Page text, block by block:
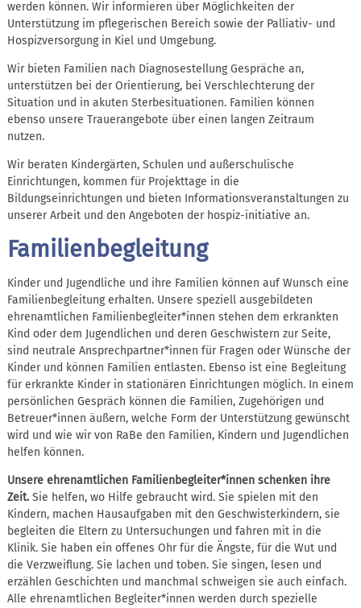
werden können. Wir informieren über Möglichkeiten der
Unterstützung im pflegerischen Bereich sowie der Palliativ- und
Hospizversorgung in Kiel und Umgebung.
Wir bieten Familien nach Diagnosestellung Gespräche an,
unterstützen bei der Orientierung, bei Verschlechterung der
Situation und in akuten Sterbesituationen. Familien können
ebenso unsere Trauerangebote über einen langen Zeitraum
nutzen.
Wir beraten Kindergärten, Schulen und außerschulische
Einrichtungen, kommen für Projekttage in die
Bildungseinrichtungen und bieten Informationsveranstaltungen zu
unserer Arbeit und den Angeboten der hospiz-initiative an.
Familienbegleitung
Kinder und Jugendliche und ihre Familien können auf Wunsch eine
Familienbegleitung erhalten. Unsere speziell ausgebildeten
ehrenamtlichen Familienbegleiter*innen stehen dem erkrankten
Kind oder dem Jugendlichen und deren Geschwistern zur Seite,
sind neutrale Ansprechpartner*innen für Fragen oder Wünsche der
Kinder und können Familien entlasten. Ebenso ist eine Begleitung
für erkrankte Kinder in stationären Einrichtungen möglich. In einem
persönlichen Gespräch können die Familien, Zugehörigen und
Betreuer*innen äußern, welche Form der Unterstützung gewünscht
wird und wie wir von RaBe den Familien, Kindern und Jugendlichen
helfen können.
Unsere ehrenamtlichen Familienbegleiter*innen schenken ihre
Zeit.Sie helfen, wo Hilfe gebraucht wird. Sie spielen mit den
Kindern, machen Hausaufgaben mit den Geschwisterkindern, sie
begleiten die Eltern zu Untersuchungen und fahren mit in die
Klinik. Sie haben ein offenes Ohr für die Ängste, für die Wut und
die Verzweiflung. Sie lachen und toben. Sie singen, lesen und
erzählen Geschichten und manchmal schweigen sie auch einfach.
Alle ehrenamtlichen Begleiter*innen werden durch spezielle